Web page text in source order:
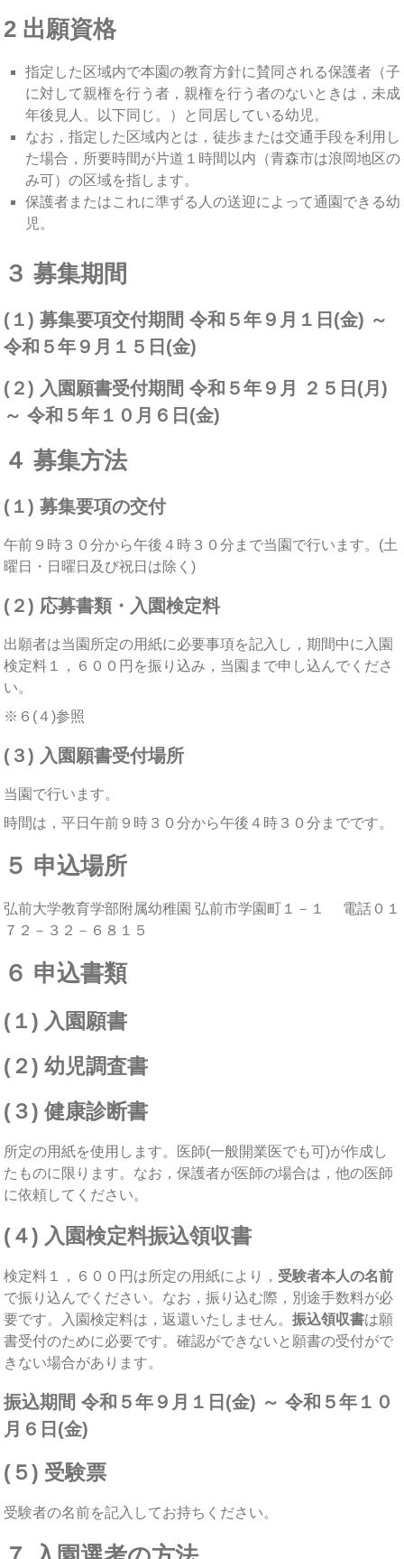
2 出願資格
指定した区域内で本園の教育方針に賛同される保護者（子
に対して親権を行う者，親権を行う者のないときは，未成
年後見人。以下同じ。）と同居している幼児。
なお，指定した区域内とは，徒歩または交通手段を利用し
た場合，所要時間が片道１時間以内（青森市は浪岡地区の
み可）の区域を指します。
保護者またはこれに準ずる人の送迎によって通園できる幼
児。
３ 募集期間
(１) 募集要項交付期間 令和５年９月１日(金) ～
令和５年９月１５日(金)
(２) 入園願書受付期間 令和５年９月 ２５日(月)
～ 令和５年１０月６日(金)
４ 募集方法
(１) 募集要項の交付
午前９時３０分から午後４時３０分まで当園で行います。(土
曜日・日曜日及び祝日は除く)
(２) 応募書類・入園検定料
出願者は当園所定の用紙に必要事項を記入し，期間中に入園
検定料１，６００円を振り込み，当園まで申し込んでくださ
い。
※６(４)参照
(３) 入園願書受付場所
当園で行います。
時間は，平日午前９時３０分から午後４時３０分までです。
５ 申込場所
弘前大学教育学部附属幼稚園 弘前市学園町１－１ 電話０１
７２－３２－６８１５
６ 申込書類
(１) 入園願書
(２) 幼児調査書
(３) 健康診断書
所定の用紙を使用します。医師(一般開業医でも可)が作成し
たものに限ります。なお，保護者が医師の場合は，他の医師
に依頼してください。
(４) 入園検定料振込領収書
検定料１，６００円は所定の用紙により， 受験者本人の名前
で振り込んでください。なお，振り込む際，別途手数料が必
要です。入園検定料は，返還いたしません。 振込領収書は願
書受付のために必要です。確認ができないと願書の受付がで
きない場合があります。
振込期間 令和５年９月１日(金) ～ 令和５年１０
月６日(金)
(５) 受験票
受験者の名前を記入してお持ちください。